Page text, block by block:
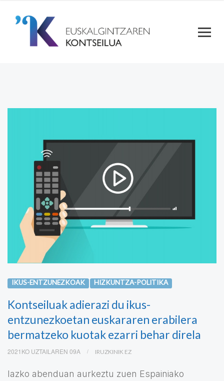
IKUS-ENTZUNEZKOAK HIZKUNTZA-POLITIKA
Kontseiluak adierazi du ikus-
entzunezkoetan euskararen erabilera
bermatzeko kuotak ezarri behar direla
2021KO UZTAILAREN 09A IRUZKINIK EZ
Iazko abenduan aurkeztu zuen Espainiako